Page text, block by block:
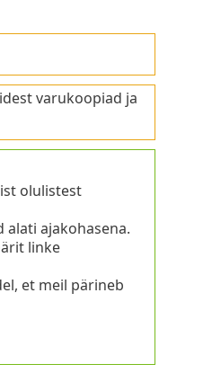
varukoopiad ja
olulistest
alati ajakohasena.
linke
et meil pärineb